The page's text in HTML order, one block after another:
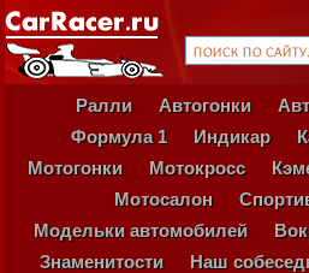
Ралли Автогонки
Формула 1
Индикар
Мотогонки
Мотокросс
Мотосалон
Модельки автомобилей
Знаменитости
Наш